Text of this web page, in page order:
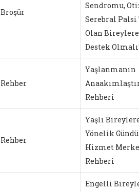
Broşür
Sendromu,
Serebral Palsi
Olan
Destek
Rehber
Yaşlanmanın
Rehberi
Rehber
Yaşlı
Yönelik
Hizmet
Rehberi
Engelli